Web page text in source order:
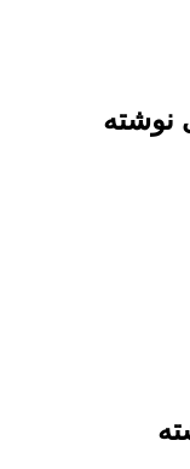
نوشته